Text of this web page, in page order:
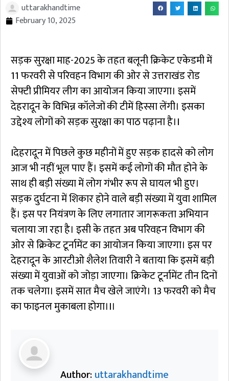
uttarakhandtime
February 10, 2025
सड़क सुरक्षा माह-2025 के तहत बलूनी क्रिकेट एकेडमी में
11 फरवरी से परिवहन विभाग की ओर से उत्तराखंड रोड
सेफ्टी प्रीमियर लीग का आयोजन किया जाएगा। इसमें
देहरादून के विभिन्न कॉलेजों की टीमें हिस्सा लेंगी। इसका
उद्देश्य लोगों को सड़क सुरक्षा का पाठ पढ़ाना है।I
Iदेहरादून में पिछले कुछ महीनों में हुए सड़क हादसे को लोग
आज भी नहीं भूल पाए हैं। इसमें कई लोगों की मौत होने के
साथ ही बड़ी संख्या में लोग गंभीर रूप से घायल भी हुए।
सड़क दुर्घटना में शिकार होने वाले बड़ी संख्या में युवा शामिल
हैं। इस पर नियंत्रण के लिए लगातार जागरूकता अभियान
चलाया जा रहा है। इसी के तहत अब परिवहन विभाग की
ओर से क्रिकेट टूर्नामेंट का आयोजन किया जाएगा। इस पर
देहरादून के आरटीओ शैलेश तिवारी ने बताया कि इसमें बड़ी
संख्या में युवाओं को जोड़ा जाएगा। क्रिकेट टूर्नामेंट तीन दिनों
तक चलेगा। इसमें सात मैच खेले जाएंगे। 13 फरवरी को मैच
का फाइनल मुकाबला होगा।I।
Author:uttarakhandtime